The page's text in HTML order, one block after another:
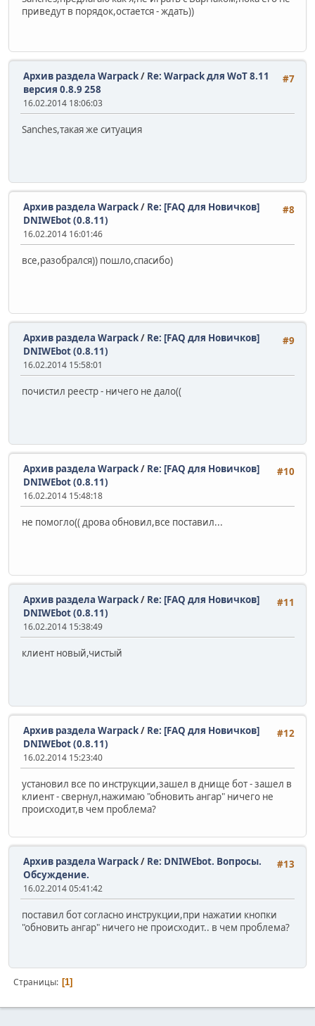
приведут в порядок,остается - ждать))
#7
Архив раздела Warpack/ Re: Warpack для WoT 8.11
версия 0.8.9 258
16.02.2014 18:06:03
Sanches,такая же ситуация
#8
Архив раздела Warpack/ Re: [FAQ для Новичков]
DNIWEbot (0.8.11)
16.02.2014 16:01:46
все,разобрался)) пошло,спасибо)
#9
Архив раздела Warpack/ Re: [FAQ для Новичков]
DNIWEbot (0.8.11)
16.02.2014 15:58:01
почистил реестр - ничего не дало((
#10
Архив раздела Warpack/ Re: [FAQ для Новичков]
DNIWEbot (0.8.11)
16.02.2014 15:48:18
не помогло(( дрова обновил,все поставил...
#11
Архив раздела Warpack/ Re: [FAQ для Новичков]
DNIWEbot (0.8.11)
16.02.2014 15:38:49
клиент новый,чистый
#12
Архив раздела Warpack/ Re: [FAQ для Новичков]
DNIWEbot (0.8.11)
16.02.2014 15:23:40
установил все по инструкции,зашел в днище бот - зашел в
клиент - свернул,нажимаю "обновить ангар" ничего не
происходит,в чем проблема?
#13
Архив раздела Warpack/ Re: DNIWEbot. Вопросы.
Обсуждение.
16.02.2014 05:41:42
поставил бот согласно инструкции,при нажатии кнопки
"обновить ангар" ничего не происходит.. в чем проблема?
Страницы 1